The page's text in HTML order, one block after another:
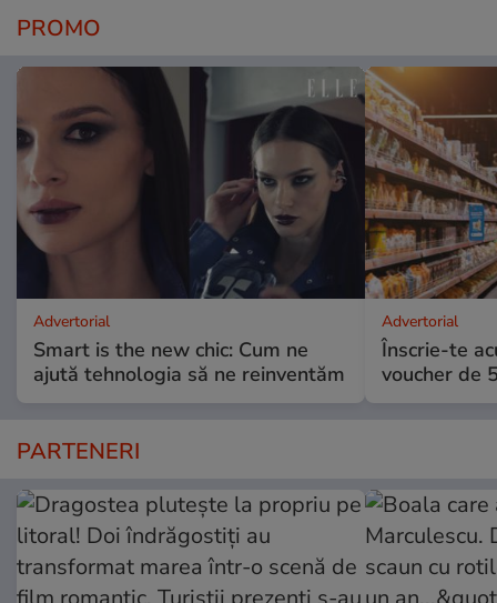
PROMO
Advertorial
Smart is the new chic: Cum ne
ajută tehnologia să ne reinventăm
Advertorial
Înscrie-te
voucher de
PARTENERI